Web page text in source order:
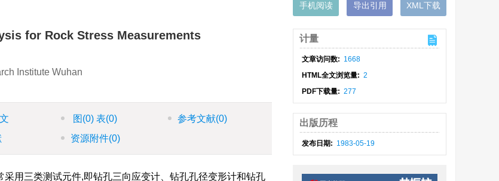
for Rock Stress Measurements
Institute Wuhan
图 (0) 表(0) 参考文献(0)
资源附件(0)
用三类测试元件,即钻孔三向应变计、钻孔孔径变形计和钻孔
手机阅读 导出引用 XML下载
计量
文章访问数: 1668
HTML全文浏览量: 2
PDF下载量: 277
出版历程
发布日期: 1983-05-19